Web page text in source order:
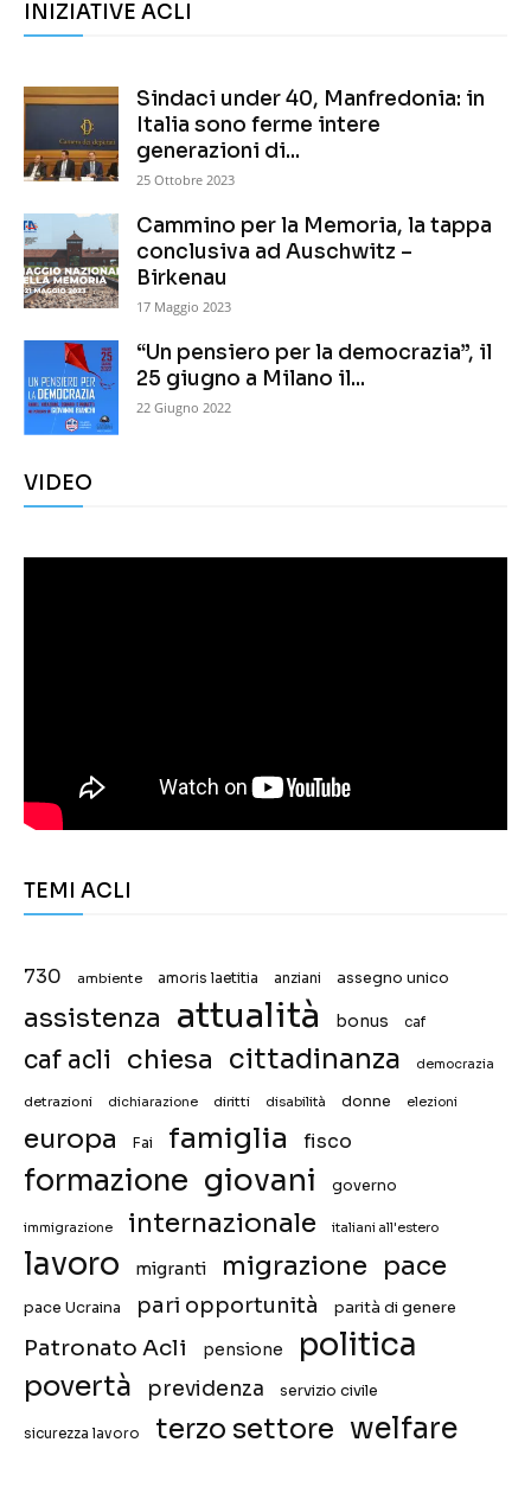
INIZIATIVE ACLI
Sindaci under 40, Manfredonia: in
Italia sono ferme intere
generazioni di...
25 Ottobre 2023
Cammino per la Memoria, la tappa
conclusiva ad Auschwitz –
Birkenau
17 Maggio 2023
“Un pensiero per la democrazia”, il
25 giugno a Milano il...
22 Giugno 2022
VIDEO
TEMI ACLI
730 ambiente amoris laetitia anziani assegno unico
assistenza attualità bonus caf
caf acli chiesa cittadinanza democrazia
detrazioni dichiarazione diritti disabilità donne elezioni
europa Fai famiglia fisco
formazione giovani governo
immigrazione internazionale italiani all'estero
lavoro migranti migrazione pace
pace Ucraina pari opportunità parità di genere
Patronato Acli pensione politica
povertà previdenza servizio civile
sicurezza lavoro terzo settore welfare